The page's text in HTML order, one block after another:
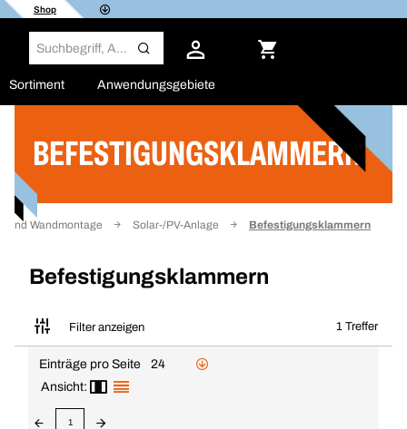
Shop
Sortiment Anwendungsgebiete
BEFESTIGUNGSKLAMMERN
und Wandmontage Solar-/PV-Anlage Befestigungsklammern
Befestigungsklammern
Filter anzeigen 1 Treffer
Filter
Einträge pro Seite
24
Ansicht:
1